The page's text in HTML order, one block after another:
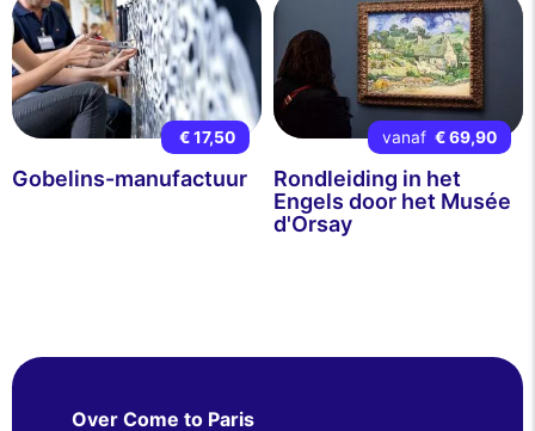
€ 17,50
Gobelins-manufactuur
vanaf € 69,90
Rondleiding in het
Engels door het Musée
d'Orsay
Over Come to Paris